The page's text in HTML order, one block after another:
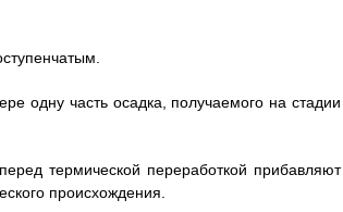
одну часть осадка, получаемого на стадии
термической переработкой прибавляют
происхождения.